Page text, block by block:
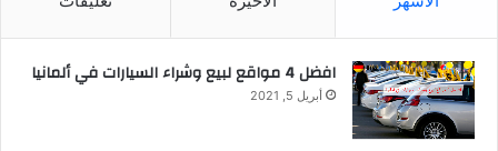
افضل 4 مواقع لبيع وشراء السيارات في ألمانيا
أبريل 5, 2021